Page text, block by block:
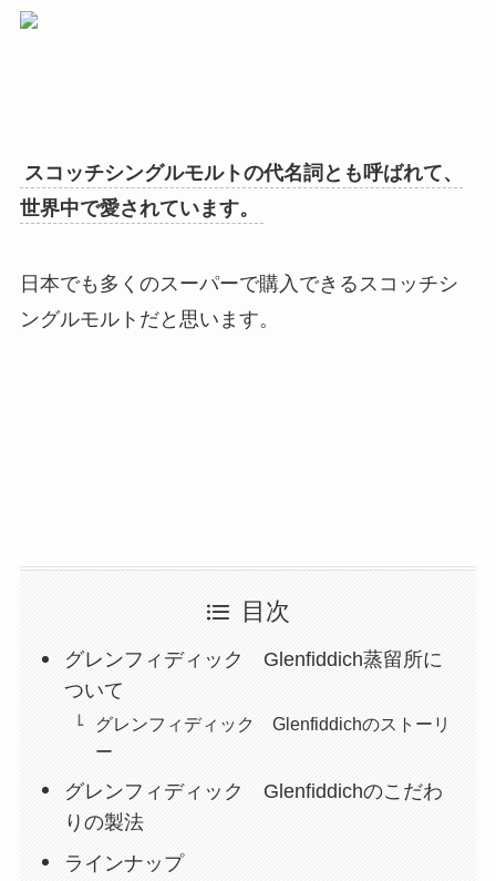
スコッチシングルモルトの代名詞とも呼ばれて、
世界中で愛されています。
日本でも多くのスーパーで購入できるスコッチシ
ングルモルトだと思います。
目次
グレンフィディック Glenfiddich蒸留所に
ついて
グレンフィディック Glenfiddichのストーリ
ー
グレンフィディック Glenfiddichのこだわ
りの製法
ラインナップ